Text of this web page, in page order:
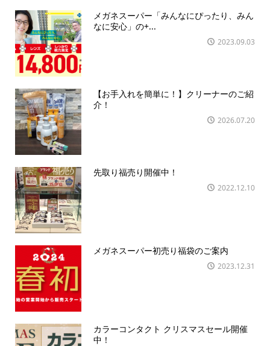
メガネスーパー「みんなにぴったり、みん
なに安心」の+...
2023.09.03
【お手入れを簡単に！】クリーナーのご紹
介！
2026.07.20
先取り福売り開催中！
2022.12.10
メガネスーパー初売り福袋のご案内
2023.12.31
カラーコンタクト クリスマスセール開催
中！